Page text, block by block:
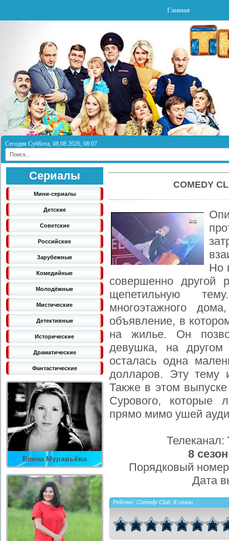
Главная
Сегодня Суббота, 08.08.2026, 08:07
Сериалы
Мини-сериалы
Детские
Советские
Российские
Зарубежные
Комедийные
Молодёжные
Мистические
Детективные
Исторические
Драматические
Фантастические
Елена Муравьёва
COMEDY
Но
совершенно другой
щепетильную
многоэтажного
объявление, в
на жилье. Он
девушка, на
осталась одна
долларов. Эту тему
Также в этом
Сурового, которые
прямо мимо ушей
Телеканал:
8 сезон
Порядковый
Дата
Рейтинг: Comedy Club: 8 сезон...